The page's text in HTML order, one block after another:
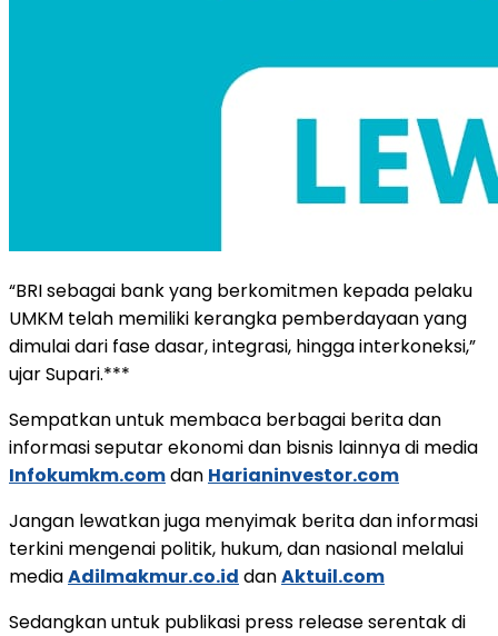
“BRI sebagai bank yang berkomitmen kepada pelaku
UMKM telah memiliki kerangka pemberdayaan yang
dimulai dari fase dasar, integrasi, hingga interkoneksi,”
ujar Supari.***
Sempatkan untuk membaca berbagai berita dan
informasi seputar ekonomi dan bisnis lainnya di media
Infokumkm.comdan Harianinvestor.com
Jangan lewatkan juga menyimak berita dan informasi
terkini mengenai politik, hukum, dan nasional melalui
mediaAdilmakmur.co.id danAktuil.com
Sedangkan untuk publikasi press release serentak di